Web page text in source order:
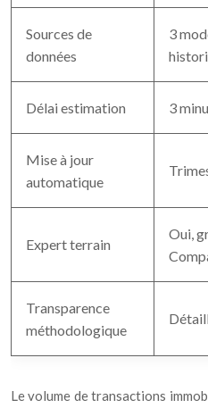
Sources de
données
3
Délai estimation 3
Mise à jour
automatique
Expert terrain
Oui,
Transparence
méthodologique
Le volume de transactions